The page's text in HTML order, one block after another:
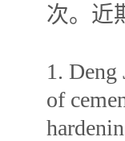
次。近
1. Deng
of